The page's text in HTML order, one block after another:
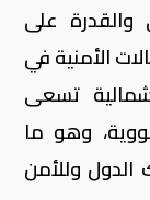
والقدرة على
الأمنية في
تسعى
وهو ما
الدول وللأمن